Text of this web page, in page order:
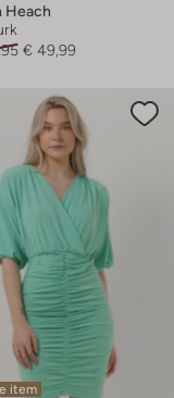
Heach
€ 49,99
item